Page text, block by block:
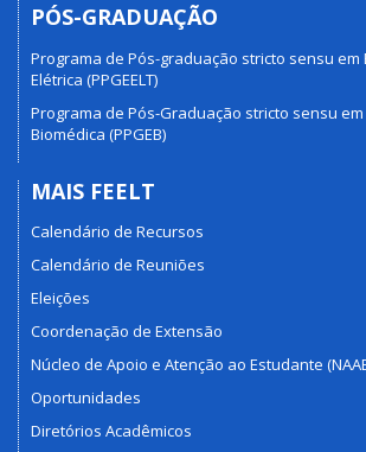
PÓS-GRADUAÇÃO
Programa de Pós-graduação stricto sensu em
Elétrica (PPGEELT)
Programa de Pós-Graduação stricto sensu
Biomédica (PPGEB)
MAIS FEELT
Calendário de Recursos
Calendário de Reuniões
Eleições
Coordenação de Extensão
Núcleo de Apoio e Atenção ao Estudante
Oportunidades
Diretórios Acadêmicos